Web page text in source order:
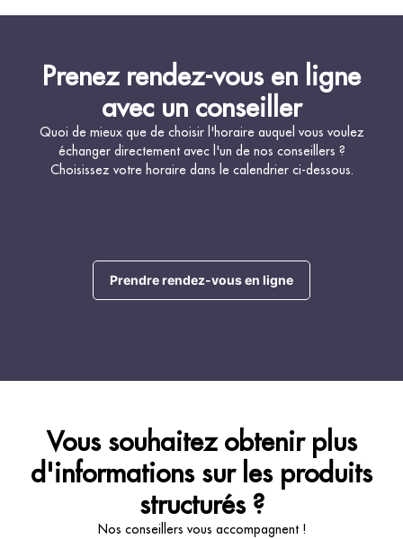
Prenez rendez-vous en ligne
avec un conseiller
Quoi de mieux que de choisir l'horaire auquel vous voulez
échanger directement avec l'un de nos conseillers ?
Choisissez votre horaire dans le calendrier ci-dessous.
Prendre rendez-vous en ligne
Vous souhaitez obtenir plus
d'informations sur les produits
structurés ?
Nos conseillers vous accompagnent !